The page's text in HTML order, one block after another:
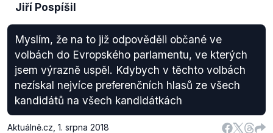
Jiří Pospíšil
Myslím, že na to již odpověděli občané ve
volbách do Evropského parlamentu, ve kterých
jsem výrazně uspěl. Kdybych v těchto volbách
nezískal nejvíce preferenčních hlasů ze všech
kandidátů na všech kandidátkách
Aktuálně.cz 1. srpna 2018